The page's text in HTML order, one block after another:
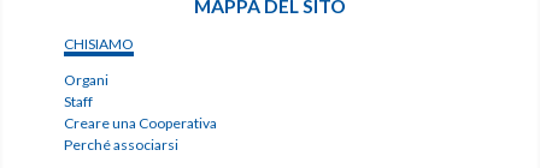
MAPPA DEL SITO
CHISIAMO
Organi
Staff
Creare una Cooperativa
Perché associarsi